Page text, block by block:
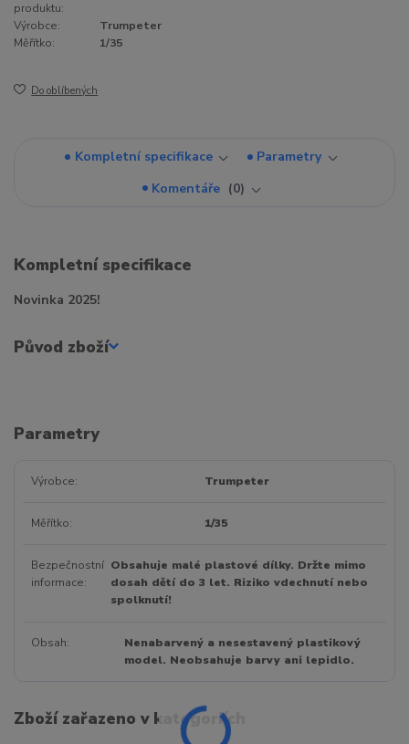
produktu:
Výrobce:
Trumpeter
Měřítko:
1/35
Do oblíbených
Kompletní specifikace
Parametry
Komentáře
0
Kompletní specifikace
Novinka 2025!
Původ zboží
Parametry
Výrobce Trumpeter
Měřítko 1/35
Bezpečnostní
informace
Obsahuje malé plastové dílky. Držte mimo
dosah dětí do 3 let. Riziko vdechnutí nebo
spolknutí!
Obsah
Nenabarvený a nesestavený plastikový
model. Neobsahuje barvy ani lepidlo.
Zboží zařazeno v kategoriích